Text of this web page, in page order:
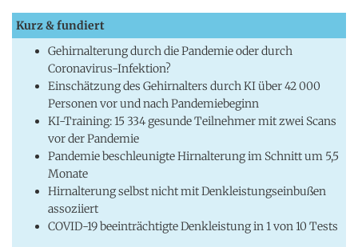
Kurz & fundiert
Gehirnalterung durch die Pandemie oder durch
Coronavirus-Infektion?
Einschätzung des Gehirnalters durch KI über 42 000
Personen vor und nach Pandemiebeginn
KI-Training: 15 334 gesunde Teilnehmer mit zwei Scans
vor der Pandemie
Pandemie beschleunigte Hirnalterung im Schnitt um 5,5
Monate
Hirnalterung selbst nicht mit Denkleistungseinbußen
assoziiert
COVID-19 beeinträchtigte Denkleistung in 1 von 10 Tests